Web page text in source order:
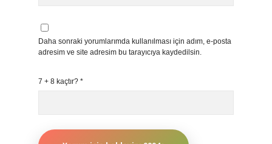
Daha sonraki yorumlarımda kullanılması için adım, e-posta
adresim ve site adresim bu tarayıcıya kaydedilsin.
7 + 8 kaçtır? *